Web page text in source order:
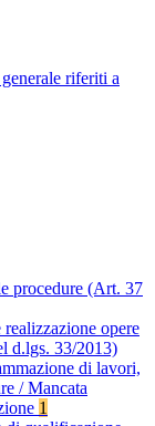
riferiti a
procedure (Art. 37
opere
d.lgs. 33/2013)
di lavori,
/ Mancata
1